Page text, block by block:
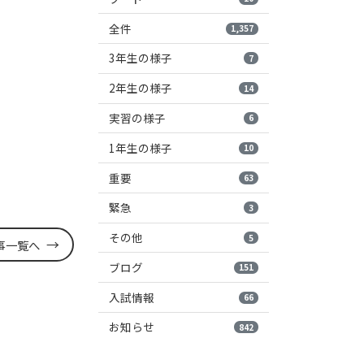
一覧へ
全件 1,357
3年生の様子 7
2年生の様子 14
実習の様子 6
1年生の様子 10
重要 63
緊急 3
その他 5
ブログ 151
入試情報 66
お知らせ 842